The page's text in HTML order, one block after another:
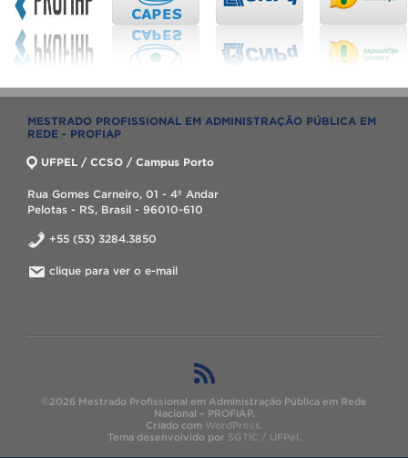
MESTRADO PROFISSIONAL EM ADMINISTRAÇÃO PÚBLICA EM
REDE - PROFIAP
UFPEL / CCSO / Campus Porto
Rua Gomes Carneiro, 01 - 4º Andar
Pelotas - RS, Brasil - 96010-610
+55 (53) 3284.3850
clique para ver o e-mail
©2026 Mestrado Profissional em Administração Pública em Rede
Nacional – PROFIAP.
Criado com WordPress.
Tema desenvolvido por SGTIC / UFPel.